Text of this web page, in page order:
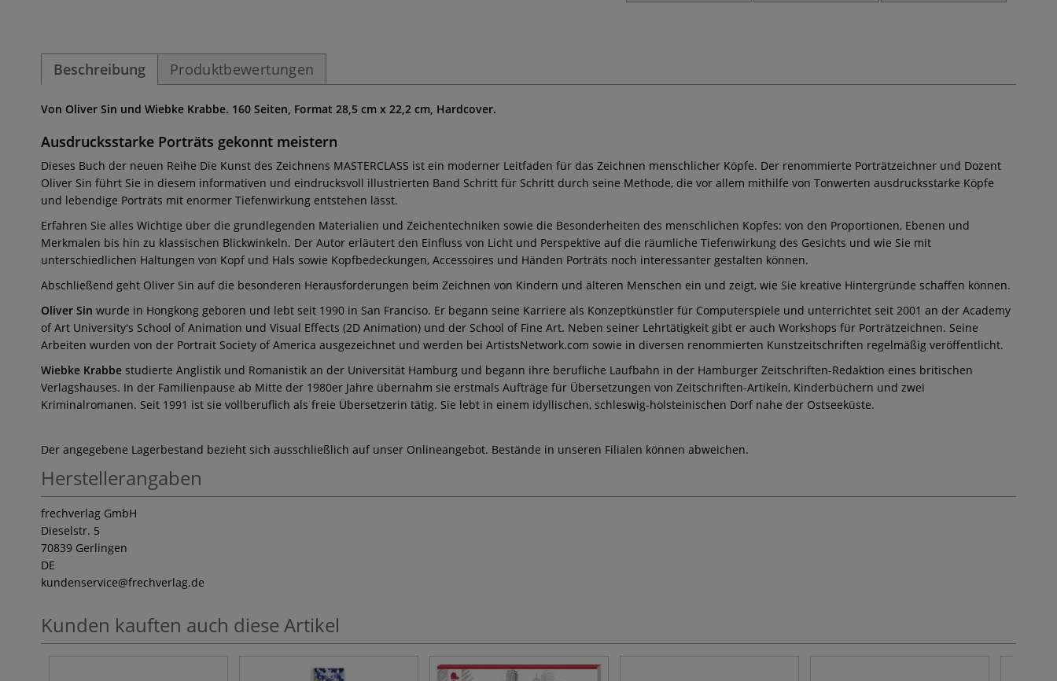
Beschreibung Produktbewertungen
Von Oliver Sin und Wiebke Krabbe. 160 Seiten, Format 28,5 cm x 22,2 cm, Hardcover.
Ausdrucksstarke Porträts gekonnt meistern
Dieses Buch der neuen Reihe Die Kunst des Zeichnens MASTERCLASS ist ein moderner Leitfaden für das Zeichnen menschlicher Köpfe. Der renommierte Porträtzeichner und Dozent
Oliver Sin führt Sie in diesem informativen und eindrucksvoll illustrierten Band Schritt für Schritt durch seine Methode, die vor allem mithilfe von Tonwerten ausdrucksstarke Köpfe
und lebendige Porträts mit enormer Tiefenwirkung entstehen lässt.
Erfahren Sie alles Wichtige über die grundlegenden Materialien und Zeichentechniken sowie die Besonderheiten des menschlichen Kopfes: von den Proportionen, Ebenen und
Merkmalen bis hin zu klassischen Blickwinkeln. Der Autor erläutert den Einfluss von Licht und Perspektive auf die räumliche Tiefenwirkung des Gesichts und wie Sie mit
unterschiedlichen Haltungen von Kopf und Hals sowie Kopfbedeckungen, Accessoires und Händen Porträts noch interessanter gestalten können.
Abschließend geht Oliver Sin auf die besonderen Herausforderungen beim Zeichnen von Kindern und älteren Menschen ein und zeigt, wie Sie kreative Hintergründe schaffen können.
Oliver Sin wurde in Hongkong geboren und lebt seit 1990 in San Franciso. Er begann seine Karriere als Konzeptkünstler für Computerspiele und unterrichtet seit 2001 an der Academy
of Art University's School of Animation und Visual Effects (2D Animation) und der School of Fine Art. Neben seiner Lehrtätigkeit gibt er auch Workshops für Porträtzeichnen. Seine
Arbeiten wurden von der Portrait Society of America ausgezeichnet und werden bei ArtistsNetwork.com sowie in diversen renommierten Kunstzeitschriften regelmäßig veröffentlicht.
Wiebke Krabbe studierte Anglistik und Romanistik an der Universität Hamburg und begann ihre berufliche Laufbahn in der Hamburger Zeitschriften-Redaktion eines britischen
Verlagshauses. In der Familienpause ab Mitte der 1980er Jahre übernahm sie erstmals Aufträge für Übersetzungen von Zeitschriften-Artikeln, Kinderbüchern und zwei
Kriminalromanen. Seit 1991 ist sie vollberuflich als freie Übersetzerin tätig. Sie lebt in einem idyllischen, schleswig-holsteinischen Dorf nahe der Ostseeküste.
Der angegebene Lagerbestand bezieht sich ausschließlich auf unser Onlineangebot. Bestände in unseren Filialen können abweichen.
Herstellerangaben
frechverlag GmbH
Dieselstr. 5
70839 Gerlingen
DE
kundenservice@frechverlag.de
Kunden kauften auch diese Artikel